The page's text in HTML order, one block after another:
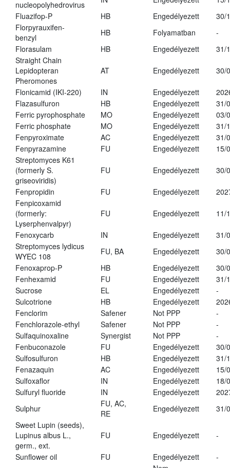
nucleopolyhedrovirus
Fluazifop-P
HB Engedélyezett
30/
Florpyrauxifen-
benzyl
HB Folyamatban
-
Florasulam
HB Engedélyezett
31/
Straight Chain
Lepidopteran
Pheromones
AT Engedélyezett 30/
Flonicamid (IKI-220) IN Engedélyezett
Flazasulfuron
HB Engedélyezett
31/
Ferric pyrophosphate
MO Engedélyezett
03/
Ferric phosphate
MO Engedélyezett
31/
Fenpyroximate
AC Engedélyezett
31/
Fenpyrazamine
FU Engedélyezett
15/
Streptomyces K61
(formerly S.
griseoviridis)
FU Engedélyezett 30/
Fenpropidin FU Engedélyezett
Fenpicoxamid
(formerly:
Lyserphenvalpyr)
FU Engedélyezett 11/
Fenoxycarb IN Engedélyezett
31/
Streptomyces lydicus
WYEC 108
FU, BA Engedélyezett
30/
Fenoxaprop-P
HB Engedélyezett
30/
Fenhexamid
FU Engedélyezett
31/
Sucrose
EL Engedélyezett
-
Sulcotrione
HB Engedélyezett
Fenclorim
Safener Not PPP
-
Fenchlorazole-ethyl
Safener Not PPP
-
Sulfaquinoxaline
Synergist Not PPP
-
Fenbuconazole
FU Engedélyezett
30/
Sulfosulfuron
HB Engedélyezett
31/
Fenazaquin
AC Engedélyezett
15/
Sulfoxaflor
IN Engedélyezett
18/
Sulfuryl fluoride
IN Engedélyezett
Sulphur
FU, AC,
RE
Engedélyezett
31/
Sweet Lupin (seeds),
Lupinus albus L.,
germ., ext.
FU Engedélyezett -
Sunflower oil FU Engedélyezett
-